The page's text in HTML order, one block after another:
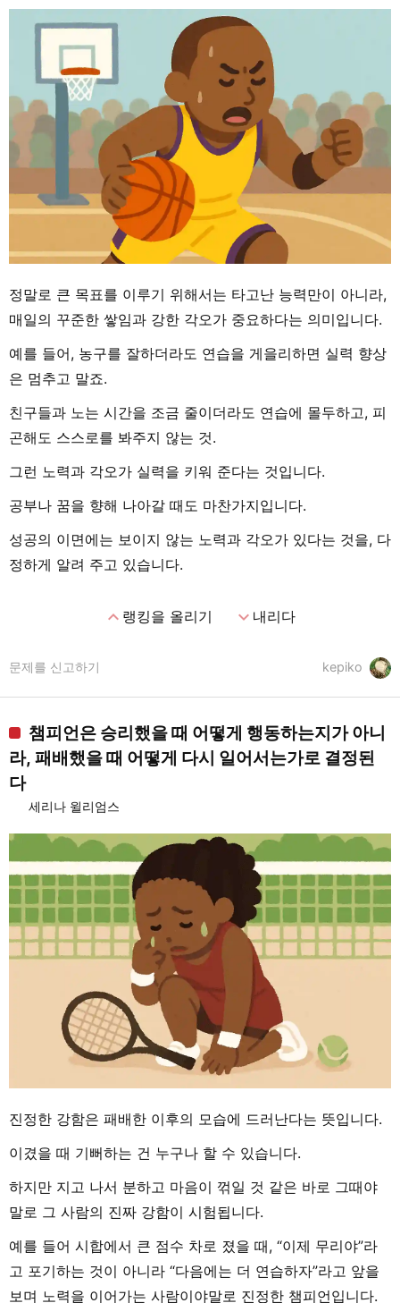
정말로 큰 목표를 이루기 위해서는 타고난 능력만이 아니라,
매일의 꾸준한 쌓임과 강한 각오가 중요하다는 의미입니다.
예를 들어, 농구를 잘하더라도 연습을 게을리하면 실력 향상
은 멈추고 말죠.
친구들과 노는 시간을 조금 줄이더라도 연습에 몰두하고, 피
곤해도 스스로를 봐주지 않는 것.
그런 노력과 각오가 실력을 키워 준다는 것입니다.
공부나 꿈을 향해 나아갈 때도 마찬가지입니다.
성공의 이면에는 보이지 않는 노력과 각오가 있다는 것을, 다
정하게 알려 주고 있습니다.
expand_less랭킹을 올리기 expand_more내리다
kepiko
문제를 신고하기
챔피언은 승리했을 때 어떻게 행동하는지가 아니
라, 패배했을 때 어떻게 다시 일어서는가로 결정된
다
세리나 윌리엄스
진정한 강함은 패배한 이후의 모습에 드러난다는 뜻입니다.
이겼을 때 기뻐하는 건 누구나 할 수 있습니다.
하지만 지고 나서 분하고 마음이 꺾일 것 같은 바로 그때야
말로 그 사람의 진짜 강함이 시험됩니다.
예를 들어 시합에서 큰 점수 차로 졌을 때, “이제 무리야”라
고 포기하는 것이 아니라 “다음에는 더 연습하자”라고 앞을
보며 노력을 이어가는 사람이야말로 진정한 챔피언입니다.